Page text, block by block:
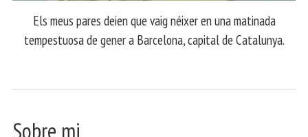
Els meus pares deien que vaig néixer en una matinada
tempestuosa de gener a Barcelona, capital de Catalunya.
Sobre mi